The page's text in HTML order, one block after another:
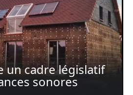
un cadre législatif
sonores